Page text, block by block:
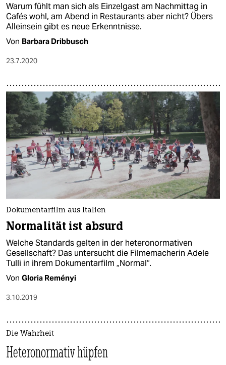
Warum fühlt man sich als Einzelgast am Nachmittag in
Cafés wohl, am Abend in Restaurants aber nicht? Übers
Alleinsein gibt es neue Erkenntnisse.
Von Barbara Dribbusch
23.7.2020
Dokumentarfilm aus Italien
Normalität ist absurd
Welche Standards gelten in der heteronormativen
Gesellschaft? Das untersucht die Filmemacherin Adele
Tulli in ihrem Dokumentarfilm „Normal“.
Von Gloria Reményi
3.10.2019
Die Wahrheit
Heteronormativ hüpfen